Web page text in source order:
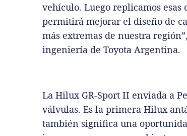
vehículo. Luego replicamos
permitirá mejorar el diseño de
más extremas de nuestra
ingeniería de Toyota Argentina.
La Hilux GR-Sport II enviada a
válvulas. Es la primera Hilux
también significa una